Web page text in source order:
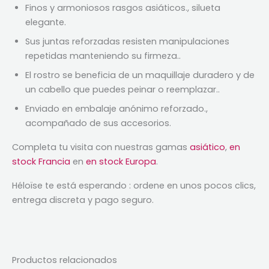
Finos y armoniosos rasgos asiáticos., silueta
elegante.
Sus juntas reforzadas resisten manipulaciones
repetidas manteniendo su firmeza..
El rostro se beneficia de un maquillaje duradero y de
un cabello que puedes peinar o reemplazar..
Enviado en embalaje anónimo reforzado.,
acompañado de sus accesorios.
Completa tu visita con nuestras gamas asiático, en
stock Francia en en stock Europa.
Héloïse te está esperando : ordene en unos pocos clics,
entrega discreta y pago seguro.
Productos relacionados